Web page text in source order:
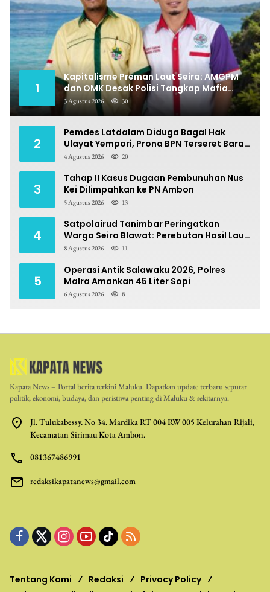
1
Kapitalisme Preman Laut Seira: AMGPM
dan OMK Desak Polisi Tangkap Mafia
Pungli
3 Agustus 2026 30
2
Pemdes Latdalam Diduga Bagal Hak
Ulayat Yempori, Prona BPN Terseret Bara
Sengketa
4 Agustus 2026 20
3
Tahap II Kasus Dugaan Pembunuhan Nus
Kei Dilimpahkan ke PN Ambon
5 Agustus 2026 13
4
Satpolairud Tanimbar Peringatkan
Warga Seira Blawat: Perebutan Hasil Laut
Berpotensi Pidana
8 Agustus 2026 11
5
Operasi Antik Salawaku 2026, Polres
Malra Amankan 45 Liter Sopi
6 Agustus 2026 8
Kapata News – Portal berita terkini Maluku. Dapatkan update terbaru seputar
politik, ekonomi, budaya, dan peristiwa penting di Maluku & sekitarnya.
Jl. Tulukabessy. No 34. Mardika RT 004 RW 005 Kelurahan Rijali,
Kecamatan Sirimau Kota Ambon.
081367486991
redaksikapatanews@gmail.com
Tentang Kami Redaksi
Privacy Policy